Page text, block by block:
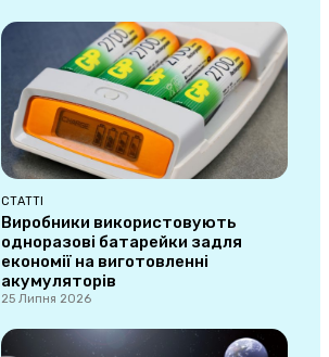
СТАТТІ
Виробники використовують
одноразові батарейки задля
економії на виготовленні
акумуляторів
25 Липня 2026